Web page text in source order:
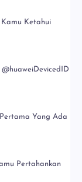
Ketahui
Yang Ada
Pertahankan